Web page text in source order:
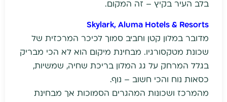
בלב העיר בקיץ – זה המקום.
Skylark, Aluma Hotels & Resorts
מדובר במלון קטן וחביב סמוך לכיכר המרכזית של
שכונת מטקסורגיו. מבחינת מיקום הוא לא הכי מבריק
בגלל המרחק על גג המלון בריכת שחיה, שמשיות,
כסאות נוח והכי חשוב – נוף.
מהמרכז ושכונות המהגרים הסמוכות אך מבחינת